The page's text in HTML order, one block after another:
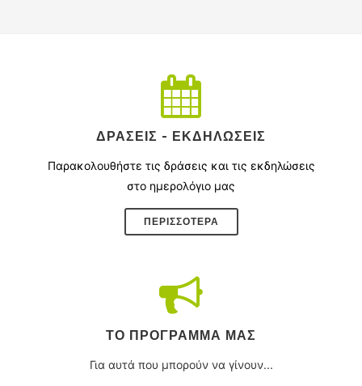
ΔΡΆΣΕΙΣ - ΕΚΔΗΛΏΣΕΙΣ
Παρακολουθήστε τις δράσεις και τις εκδηλώσεις
στο ημερολόγιο μας
ΠΕΡΙΣΣΌΤΕΡΑ
ΤΟ ΠΡΌΓΡΑΜΜΑ ΜΑΣ
Για αυτά που μπορούν να γίνουν...